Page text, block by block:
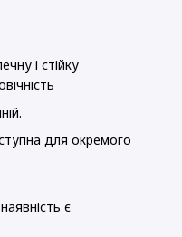
і стійку
для окремого
є